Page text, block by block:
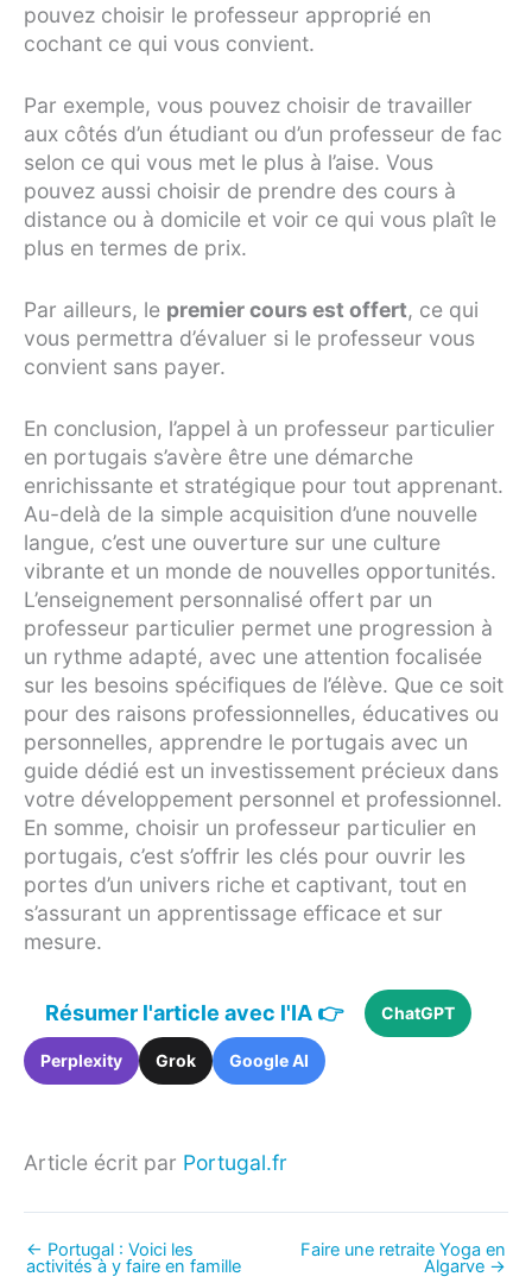
pouvez choisir le professeur approprié en
cochant ce qui vous convient.
Par exemple, vous pouvez choisir de travailler
aux côtés d’un étudiant ou d’un professeur de fac
selon ce qui vous met le plus à l’aise. Vous
pouvez aussi choisir de prendre des cours à
distance ou à domicile et voir ce qui vous plaît le
plus en termes de prix.
Par ailleurs, le premier cours est offert, ce qui
vous permettra d’évaluer si le professeur vous
convient sans payer.
En conclusion, l’appel à un professeur particulier
en portugais s’avère être une démarche
enrichissante et stratégique pour tout apprenant.
Au-delà de la simple acquisition d’une nouvelle
langue, c’est une ouverture sur une culture
vibrante et un monde de nouvelles opportunités.
L’enseignement personnalisé offert par un
professeur particulier permet une progression à
un rythme adapté, avec une attention focalisée
sur les besoins spécifiques de l’élève. Que ce soit
pour des raisons professionnelles, éducatives ou
personnelles, apprendre le portugais avec un
guide dédié est un investissement précieux dans
votre développement personnel et professionnel.
En somme, choisir un professeur particulier en
portugais, c’est s’offrir les clés pour ouvrir les
portes d’un univers riche et captivant, tout en
s’assurant un apprentissage efficace et sur
mesure.
Résumer l'article avec l'IA 👉 ChatGPT
Perplexity Grok Google AI
Article écrit par Portugal.fr
← Portugal : Voici les
activités à y faire en famille
Faire une retraite Yoga en
Algarve →